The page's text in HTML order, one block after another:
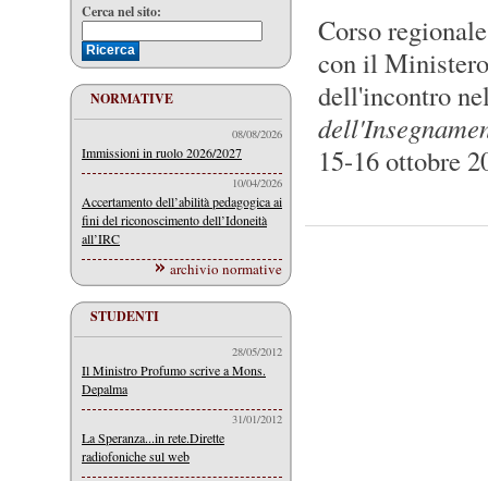
Cerca nel sito:
NORMATIVE
08/08/2026
Immissioni in ruolo 2026/2027
10/04/2026
Accertamento dell’abilità pedagogica ai
fini del riconoscimento dell’Idoneità
all’IRC
archivio normative
STUDENTI
28/05/2012
Il Ministro Profumo scrive a Mons.
Depalma
31/01/2012
La Speranza...in rete.Dirette
radiofoniche sul web
Corso
con il
dell'incontro
15-16 ottobre